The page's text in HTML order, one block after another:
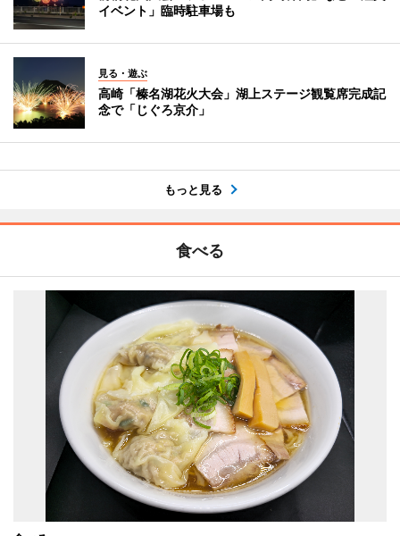
イベント」臨時駐車場も
見る・遊ぶ
高崎「榛名湖花火大会」湖上ステージ観覧席完成記
念で「じぐろ京介」
もっと見る
食べる